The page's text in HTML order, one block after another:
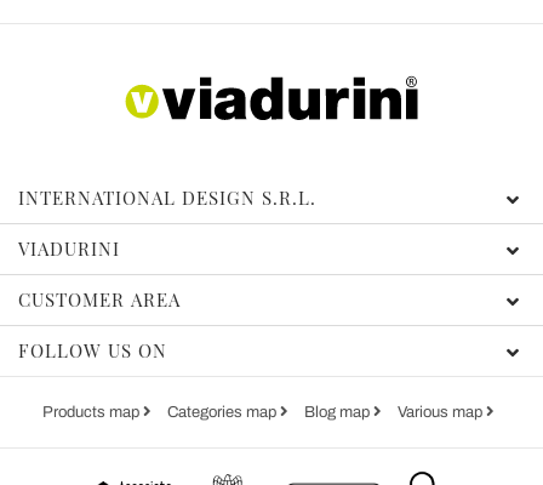
INTERNATIONAL DESIGN S.R.L.
VIADURINI
CUSTOMER AREA
FOLLOW US ON
Products map Categories map Blog map Various map